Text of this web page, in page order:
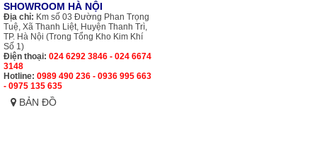
SHOWROOM HÀ NỘI
Địa chỉ: Km số 03 Đường Phan Trọng
Tuệ, Xã Thanh Liệt, Huyện Thanh Trì,
TP. Hà Nội (Trong Tổng Kho Kim Khí
Số 1)
Điện thoại: 024 6292 3846 - 024 6674
3148
Hotline: 0989 490 236 - 0936 995 663
- 0975 135 635
BẢN ĐỒ